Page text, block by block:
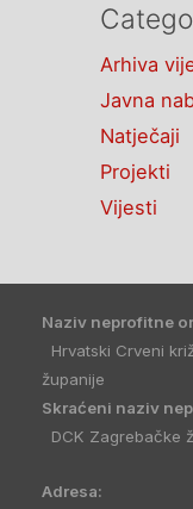
Arhiva
Javna
Natječaji
Projekti
Vijesti
Naziv neprofitne
Hrvatski Crveni
županije
Skraćeni naziv
DCK Zagrebačke
Adresa: